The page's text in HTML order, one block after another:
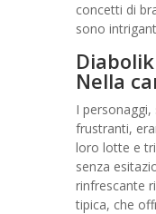
concetti di
sono
Nella
I
frustranti,
loro lotte e
senza
rinfrescante
tipica, che